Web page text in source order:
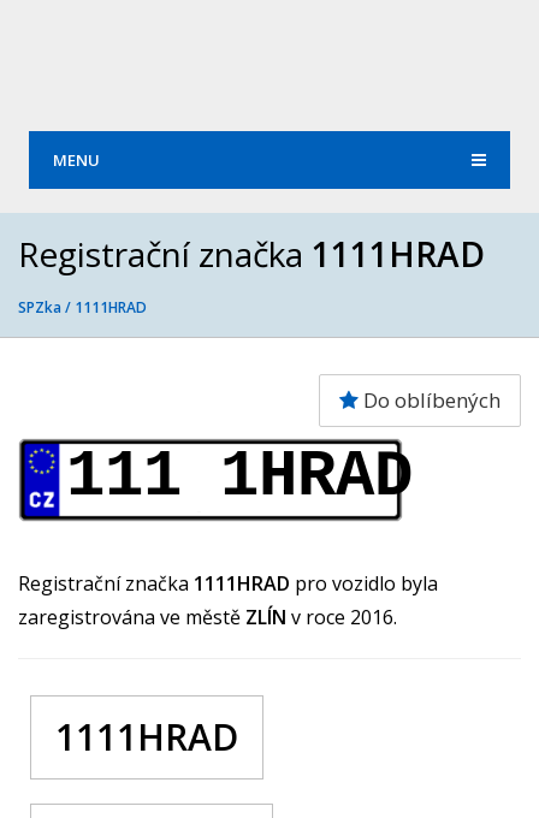
MENU
Registrační značka 1111HRAD
SPZka / 1111HRAD
Do oblíbených
111 1HRAD
Registrační značka 1111HRAD pro vozidlo byla
zaregistrována ve městě ZLÍN v roce 2016.
1111HRAD